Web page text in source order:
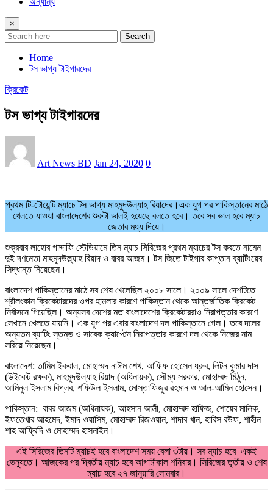
×
Search
Home
টস ভাগ্য টাইগারদের
ক্রিকেট
টস ভাগ্য টাইগারদের
Art News BD Jan 24, 2020 0
প্রথম টি-টোয়েন্টি ম্যাচে টস ভাগ্য মাহমুদউল্যাহ রিয়াদের।এক যুগ পর পাকিস্তানের মাঠে
খেলতে যাওয়া বাংলাদেশের শুরুটা ভালই হয়েছে বলতে হবে। তবে সব ভাল হবে ম্যাচ
জেতার মধ্য দিয়ে।
শুক্রবার লাহোর গাদ্দাফি স্টেডিয়ামে তিন ম্যাচ সিরিজের প্রথম ম্যাচের টস করতে নামেন
দুই দণনেতা মাহমুদউল্ল্যাহ রিয়াদ ও বাবর আজম। টস জিতে টাইগার কাপ্তান ব্যাটিংয়ের
সিদ্ধান্ত নিয়েছেন।
বাংলাদেশ পাকিস্তানের মাঠে সব শেষ খেলেছিল ২০০৮ সালে। ২০০৯ সালে দেশটিতে
শ্রীলংকান ক্রিকেটারদের ওপর হামলার কারণে পাকিস্তান থেকে আন্তর্জাতিক ক্রিকেট
নির্বাসনে গিয়েছিল। অন্যসব দেশের মত বাংলাদেশের ক্রিকেটাররাও নিরাপত্তার কারণে
সেখানে খেলতে যায়নি। এক যুগ পর এবার বাংলাদেশ দল পাকিস্তানে গেল। তবে দলের
অন্যতম ব্যাটিং স্তম্ভ ও সাবেক ক্যাপ্টেন নিরাপত্তার কারণে দল থেকে নিজের নাম
সরিয়ে নিয়েছেন।
বাংলাদেশ: তামিম ইকবাল, মোহাম্মদ নাঈম শেখ, আফিফ হোসেন ধ্রুব, লিটন কুমার দাস
(উইকেট রক্ষক), মাহমুদউল্যাহ রিয়াদ (অধিনায়ক), সৌম্য সরকার, মোহাম্মদ মিঠুন,
আমিনুল ইসলাম বিপ্লব, শফিউল ইসলাম, মোস্তাফিজুর রহমান ও আল-আমিন হোসেন।
পাকিস্তান: বাবর আজম (অধিনায়ক), আহসান আলী, মোহাম্মদ হাফিজ, শোয়েব মালিক,
ইফতেখার আহমেদ, ইমাদ ওয়াসিম, মোহাম্মদ রিজওয়ান, শাদাব খান, হারিস রউফ, শাহীন
শাহ আফ্রিদি ও মোহাম্মদ হাসনাইন।
এই সিরিজের তিনটি ম্যাচই হবে বাংলাদেশ সময় বেলা ৩টায়। সব ম্যাচ হবে একই
ভেন্যুতে। আজকের পর দ্বিতীয় ম্যাচ হবে আগামীকাল শনিবার। সিরিজের তৃতীয় ও শেষ
ম্যাচ হবে ২৭ জানুয়ারি সোমবার।